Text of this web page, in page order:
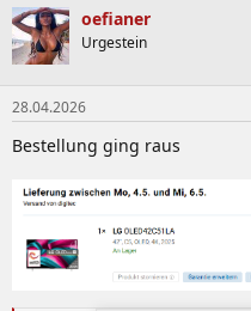
k
t
i
o
n
e
n
:
oefianer
Urgestein
28.04.2026
Bestellung ging raus